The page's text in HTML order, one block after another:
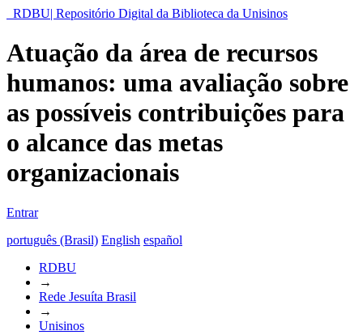
RDBU| Repositório Digital da Biblioteca da Unisinos
Atuação da área de recursos
humanos: uma avaliação sobre
as possíveis contribuições para
o alcance das metas
organizacionais
Entrar
português (Brasil) English español
RDBU
→
Rede Jesuíta Brasil
→
Unisinos